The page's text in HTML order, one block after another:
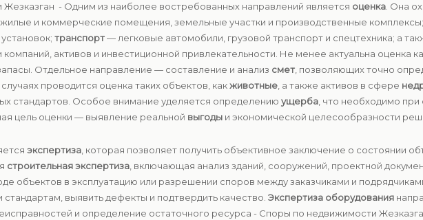
- Одним из наиболее востребованных направлений является оценка . Она
и коммерческие помещения, земельные участки и производственные комплексы;
транспорт— легковые автомобили, грузовой транспорт и спецтехника; а
активов и инвестиционной привлекательности. Не менее актуальна оценка
Отдельное направление — составление и анализ смет , позволяющих точно
проводится оценка таких объектов, какживотные , а также активов в сфере
стандартов. Особое внимание уделяется определению ущерба , что необходимо
цель оценки — выявление реальной выгоды и экономической целесообразности
экспертиза , которая позволяет получить объективное заключение о состоянии
строительная экспертиза , включающая анализ зданий, сооружений, проектной
объектов в эксплуатацию или разрешении споров между заказчиками и
стандартам, выявить дефекты и подтвердить качество. Экспертиза оборудования
и определение остаточного ресурса - Споры по недвижимости